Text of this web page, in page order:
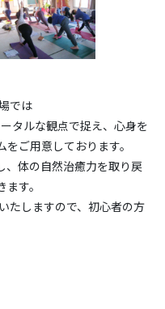
では
タルな観点で捉え、心身を
ご用意しております。
、体の自然治癒力を取り戻
す。
たしますので、初心者の方